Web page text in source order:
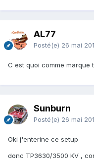
AL77
Posté(e) 26 mai
C est quoi comme marque
Sunburn
Posté(e) 26 mai
Oki j'enterine ce setup
donc TP3630/3500 KV ,